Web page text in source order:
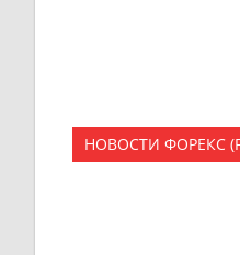
НОВОСТИ ФОРЕКС